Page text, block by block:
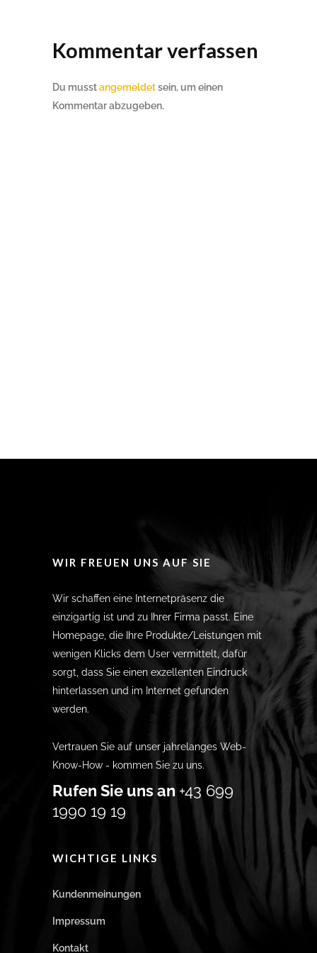
Kommentar verfassen
Du musstangemeldetsein, um einen
Kommentar abzugeben.
WIR FREUEN UNS AUF SIE
Wir schaffen eine Internetpräsenz die
einzigartig ist und zu Ihrer Firma passt. Eine
Homepage, die Ihre Produkte/Leistungen mit
wenigen Klicks dem User vermittelt, dafür
sorgt, dass Sie einen exzellenten Eindruck
hinterlassen und im Internet gefunden
werden.
Vertrauen Sie auf unser jahrelanges Web-
Know-How - kommen Sie zu uns.
Rufen Sie uns an +43 699
1990 19 19
WICHTIGE LINKS
Kundenmeinungen
Impressum
Kontakt